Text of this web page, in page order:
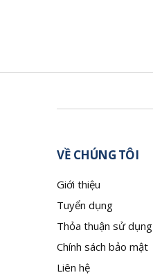
VỀ CHÚNG TÔI
Giới thiệu
Tuyển dụng
Thỏa thuận sử dụng
Chính sách bảo mật
Liên hệ